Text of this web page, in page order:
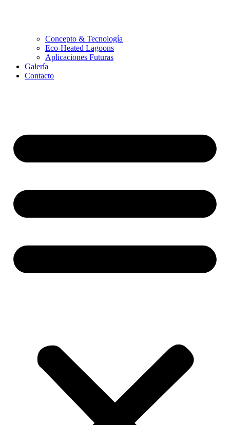
Concepto & Tecnología
Eco-Heated Lagoons
Aplicaciones Futuras
Galería
Contacto